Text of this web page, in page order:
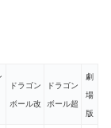
ドラゴン
ボール改
ドラゴン
ボール超
劇
場
版